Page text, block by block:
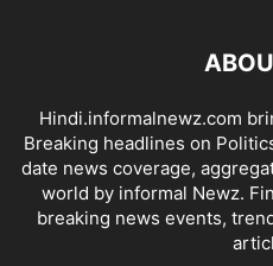
Hindi.informalnewz.com
Breaking headlines on
date news coverage,
world by informal Newz.
breaking news events,